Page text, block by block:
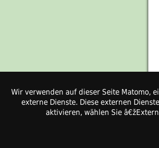
Wir verwenden auf dieser Seite Matomo,
externe Dienste. Diese externen
aktivieren, wählen Sie